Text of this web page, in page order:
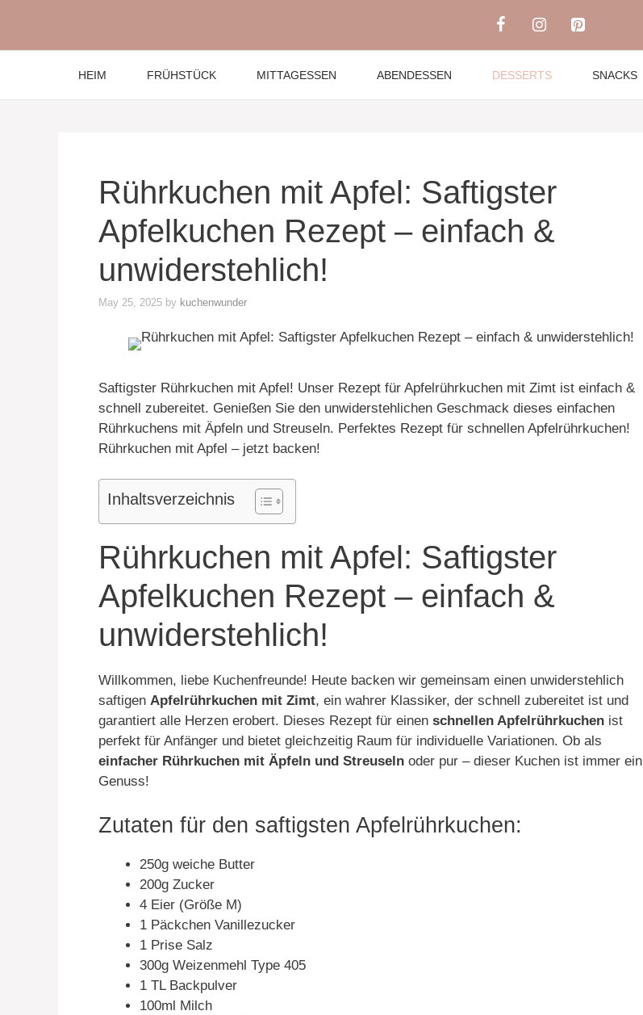
content
HEIM FRÜHSTÜCK MITTAGESSEN ABENDESSEN DESSERTS SNACKS
Rührkuchen mit Apfel: Saftigster
Apfelkuchen Rezept – einfach &
unwiderstehlich!
May 25, 2025 by kuchenwunder
Saftigster Rührkuchen mit Apfel! Unser Rezept für Apfelrührkuchen mit Zimt ist einfach &
schnell zubereitet. Genießen Sie den unwiderstehlichen Geschmack dieses einfachen
Rührkuchens mit Äpfeln und Streuseln. Perfektes Rezept für schnellen Apfelrührkuchen!
Rührkuchen mit Apfel – jetzt backen!
Inhaltsverzeichnis
Rührkuchen mit Apfel: Saftigster
Apfelkuchen Rezept – einfach &
unwiderstehlich!
Willkommen, liebe Kuchenfreunde! Heute backen wir gemeinsam einen unwiderstehlich
saftigen Apfelrührkuchen mit Zimt, ein wahrer Klassiker, der schnell zubereitet ist und
garantiert alle Herzen erobert. Dieses Rezept für einen schnellen Apfelrührkuchen ist
perfekt für Anfänger und bietet gleichzeitig Raum für individuelle Variationen. Ob als
einfacher Rührkuchen mit Äpfeln und Streuseln oder pur – dieser Kuchen ist immer ein
Genuss!
Zutaten für den saftigsten Apfelrührkuchen:
250g weiche Butter
200g Zucker
4 Eier (Größe M)
1 Päckchen Vanillezucker
1 Prise Salz
300g Weizenmehl Type 405
1 TL Backpulver
100ml Milch